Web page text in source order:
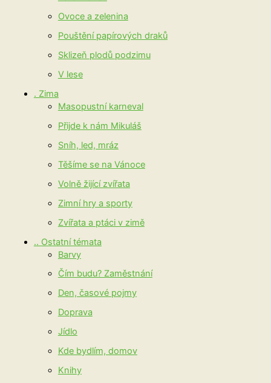
Ovoce a zelenina
Pouštění papírových draků
Sklizeň plodů podzimu
V lese
. Zima
Masopustní karneval
Přijde k nám Mikuláš
Sníh, led, mráz
Těšíme se na Vánoce
Volně žijící zvířata
Zimní hry a sporty
Zvířata a ptáci v zimě
.. Ostatní témata
Barvy
Čím budu? Zaměstnání
Den, časové pojmy
Doprava
Jídlo
Kde bydlím, domov
Knihy